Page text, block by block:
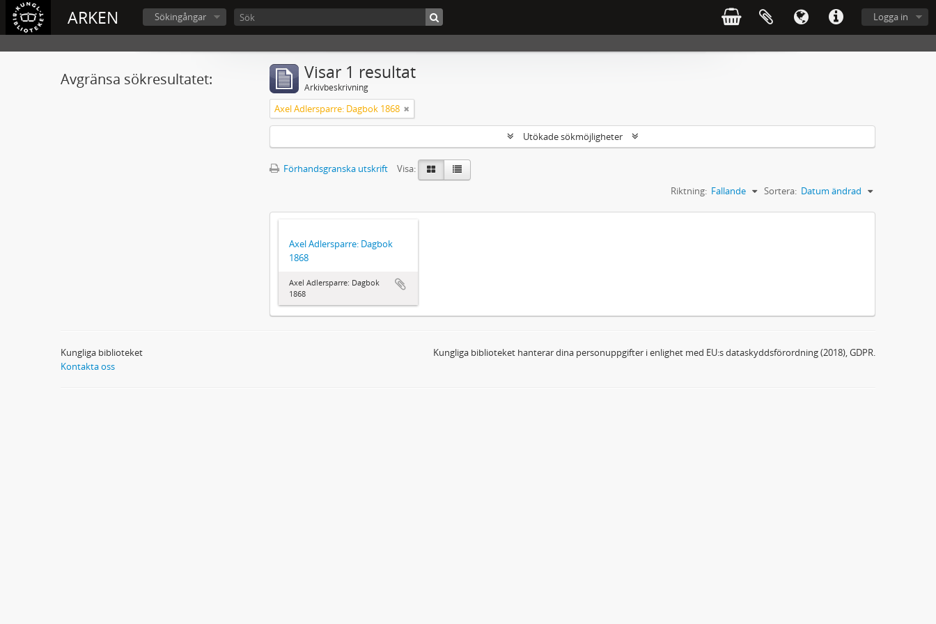
ARKEN Logga in
Sökingångar
Avgränsa sökresultatet: Visar 1 resultat
Arkivbeskrivning
Axel Adlersparre: Dagbok 1868
Utökade sökmöjligheter
Förhandsgranska utskrift
Visa:
Sortera: Datum ändrad
Riktning: Fallande
Axel Adlersparre: Dagbok
1868
Axel Adlersparre: Dagbok
1868
Kungliga biblioteket
Kontakta oss
Kungliga biblioteket hanterar dina personuppgifter i enlighet med EU:s dataskyddsförordning (2018), GDPR.